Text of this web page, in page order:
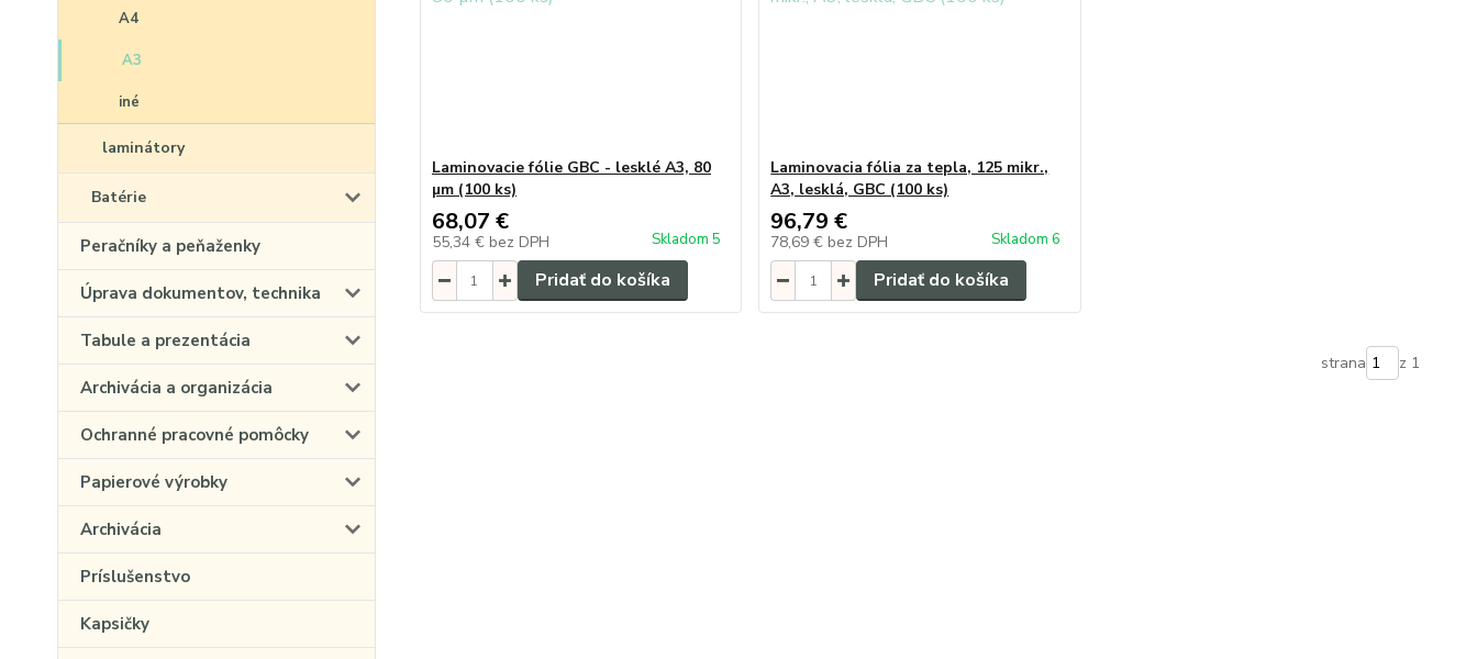
A4
A3
iné
laminátory
Batérie
Peračníky a peňaženky
Úprava dokumentov, technika
Tabule a prezentácia
Archivácia a organizácia
Ochranné pracovné pomôcky
Papierové výrobky
Archivácia
Príslušenstvo
Kapsičky
Laminovacie fólie GBC - lesklé A3, 80
µm (100 ks)
68,07 €
55,34 € bez DPH Skladom 5
Pridať do košíka
Laminovacia fólia za tepla, 125 mikr.,
A3, lesklá, GBC (100 ks)
96,79 €
78,69 € bez DPH Skladom 6
Pridať do košíka
strana z 1